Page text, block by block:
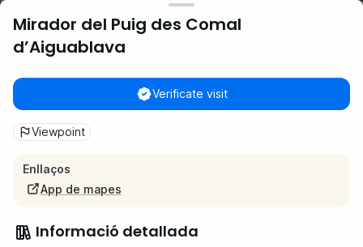
Mirador del Puig des Comal
d’Aiguablava
Verificate visit
Viewpoint
Enllaços
App de mapes
Informació detallada